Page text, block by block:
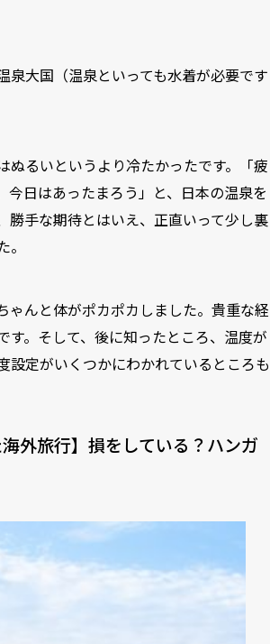
泉大国（温泉といっても水着が必要です
ぬるいというより冷たかったです。「疲
今日はあったまろう」と、日本の温泉を
勝手な期待とはいえ、正直いって少し裏
ゃんと体がポカポカしました。貴重な経
す。そして、後に知ったところ、温度が
設定がいくつかにわかれているところも
海外旅行】損をしている？ハンガ